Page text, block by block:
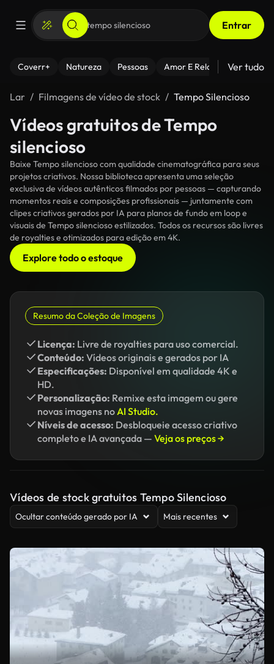
Entrar
Coverr+ Natureza Pessoas Amor E Relacionamentos
Ver tudo
Lar Filmagens de vídeo de stock Tempo Silencioso
Vídeos gratuitos de Tempo
silencioso
Baixe Tempo silencioso com qualidade cinematográfica para seus
projetos criativos. Nossa biblioteca apresenta uma seleção
exclusiva de vídeos autênticos filmados por pessoas — capturando
momentos reais e composições profissionais — juntamente com
clipes criativos gerados por IA para planos de fundo em loop e
visuais de Tempo silencioso estilizados. Todos os recursos são livres
de royalties e otimizados para edição em 4K.
Explore todo o estoque
Resumo da Coleção de Imagens
Licença: Livre de royalties para uso comercial.
Conteúdo: Vídeos originais e gerados por IA
Especificações: Disponível em qualidade 4K e
HD.
Personalização: Remixe esta imagem ou gere
novas imagens noAI Studio.
Níveis de acesso: Desbloqueie acesso criativo
completo e IA avançada — Veja os preços →
Vídeos de stock gratuitos Tempo Silencioso
Ocultar conteúdo gerado por IA Mais recentes